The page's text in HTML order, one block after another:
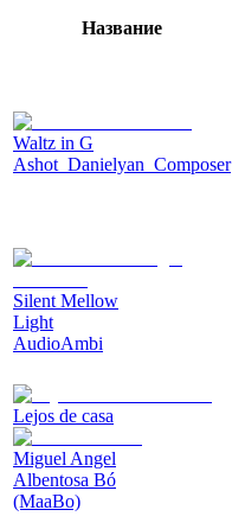
Название
Waltz in G
Ashot_Danielyan_Composer
Silent Mellow
Light
AudioAmbi
Lejos de casa
Miguel Angel
Albentosa Bó
(MaaBo)